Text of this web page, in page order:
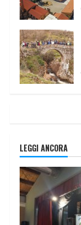
LEGGI ANCORA